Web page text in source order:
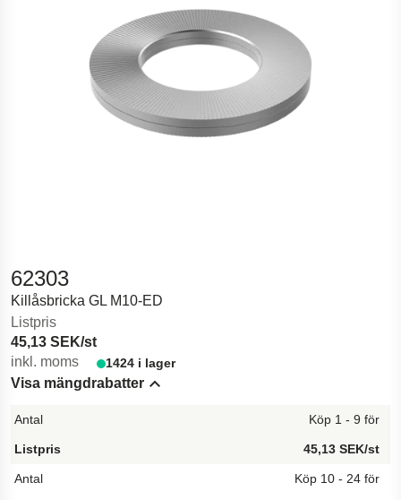
62303
Killåsbricka GL M10-ED
Listpris
45,13 SEK/st
inkl. moms
1424 i lager
Visa mängdrabatter
Hide content
Köp 1 - 9 för
45,13 SEK/st
Köp 10 - 24 för